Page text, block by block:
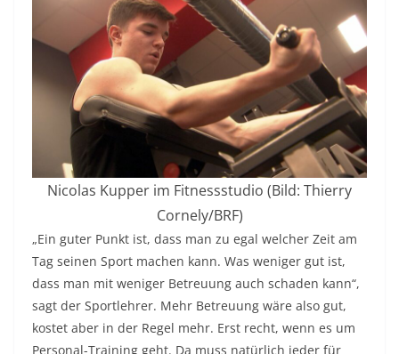
Nicolas Kupper im Fitnessstudio (Bild: Thierry
Cornely/BRF)
„Ein guter Punkt ist, dass man zu egal welcher Zeit am
Tag seinen Sport machen kann. Was weniger gut ist,
dass man mit weniger Betreuung auch schaden kann“,
sagt der Sportlehrer. Mehr Betreuung wäre also gut,
kostet aber in der Regel mehr. Erst recht, wenn es um
Personal-Training geht. Da muss natürlich jeder für